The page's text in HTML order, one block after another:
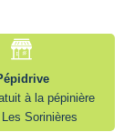
à la pépinière
Sorinières